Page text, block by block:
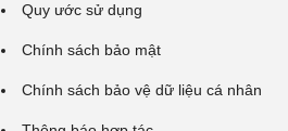
Quy ước sử dụng
Chính sách bảo mật
Chính sách bảo vệ dữ liệu cá nhân